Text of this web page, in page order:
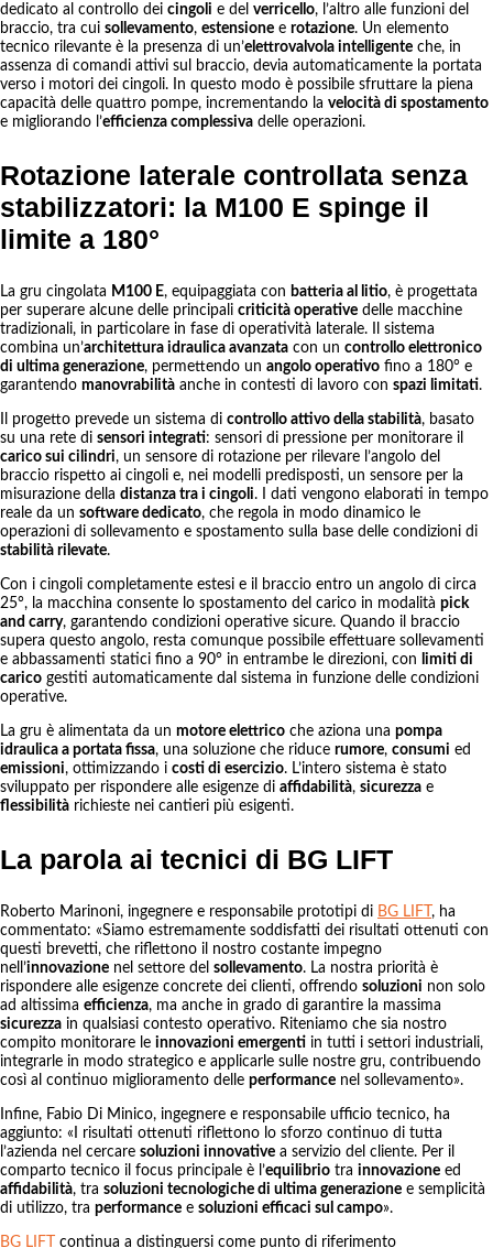
dedicato al controllo dei cingoli e del verricello, l’altro alle funzioni del
braccio, tra cui sollevamento, estensione e rotazione. Un elemento
tecnico rilevante è la presenza di un’elettrovalvola intelligente che, in
assenza di comandi attivi sul braccio, devia automaticamente la portata
verso i motori dei cingoli. In questo modo è possibile sfruttare la piena
capacità delle quattro pompe, incrementando la velocità di spostamento
e migliorando l’efficienza complessiva delle operazioni.
Rotazione laterale controllata senza
stabilizzatori: la M100 E spinge il
limite a 180°
La gru cingolata M100 E, equipaggiata con batteria al litio, è progettata
per superare alcune delle principali criticità operative delle macchine
tradizionali, in particolare in fase di operatività laterale. Il sistema
combina un’architettura idraulica avanzata con un controllo elettronico
di ultima generazione, permettendo un angolo operativo fino a 180° e
garantendo manovrabilità anche in contesti di lavoro con spazi limitati.
Il progetto prevede un sistema di controllo attivo della stabilità, basato
su una rete di sensori integrati: sensori di pressione per monitorare il
carico sui cilindri, un sensore di rotazione per rilevare l’angolo del
braccio rispetto ai cingoli e, nei modelli predisposti, un sensore per la
misurazione della distanza tra i cingoli. I dati vengono elaborati in tempo
reale da un software dedicato, che regola in modo dinamico le
operazioni di sollevamento e spostamento sulla base delle condizioni di
stabilità rilevate.
Con i cingoli completamente estesi e il braccio entro un angolo di circa
25°, la macchina consente lo spostamento del carico in modalità pick
and carry, garantendo condizioni operative sicure. Quando il braccio
supera questo angolo, resta comunque possibile effettuare sollevamenti
e abbassamenti statici fino a 90° in entrambe le direzioni, con limiti di
carico gestiti automaticamente dal sistema in funzione delle condizioni
operative.
La gru è alimentata da un motore elettrico che aziona una pompa
idraulica a portata fissa, una soluzione che riduce rumore, consumi ed
emissioni, ottimizzando i costi di esercizio. L’intero sistema è stato
sviluppato per rispondere alle esigenze di affidabilità, sicurezza e
flessibilità richieste nei cantieri più esigenti.
La parola ai tecnici di BG LIFT
Roberto Marinoni, ingegnere e responsabile prototipi di BG LIFT , ha
commentato: «Siamo estremamente soddisfatti dei risultati ottenuti con
questi brevetti, che riflettono il nostro costante impegno
nell’innovazione nel settore del sollevamento. La nostra priorità è
rispondere alle esigenze concrete dei clienti, offrendo soluzioni non solo
ad altissima efficienza, ma anche in grado di garantire la massima
sicurezza in qualsiasi contesto operativo. Riteniamo che sia nostro
compito monitorare le innovazioni emergenti in tutti i settori industriali,
integrarle in modo strategico e applicarle sulle nostre gru, contribuendo
così al continuo miglioramento delle performance nel sollevamento».
Infine, Fabio Di Minico, ingegnere e responsabile ufficio tecnico, ha
aggiunto: «I risultati ottenuti riflettono lo sforzo continuo di tutta
l’azienda nel cercare soluzioni innovative a servizio del cliente. Per il
comparto tecnico il focus principale è l’equilibrio tra innovazione ed
affidabilità, tra soluzioni tecnologiche di ultima generazione e semplicità
di utilizzo, tra performance e soluzioni efficaci sul campo».
BG LIFT continua a distinguersi come punto di riferimento